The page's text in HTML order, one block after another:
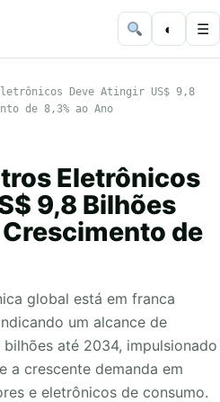
◐ ☰
Deve Atingir US$ 9,8
de 8,3% ao Ano
Eletrônicos
9,8 Bilhões
de
global está em franca
um alcance de
até 2034, impulsionado
a crescente demanda em
e eletrônicos de consumo.